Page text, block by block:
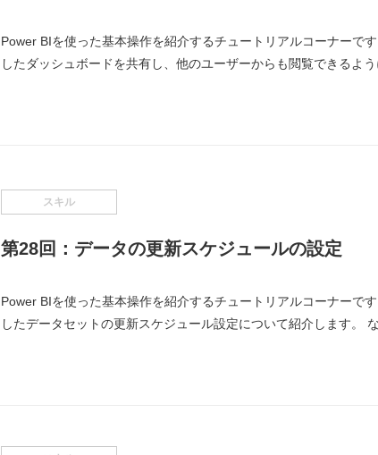
Power BIを使った基本操作を紹介するチュートリアルコーナーで
したダッシュボードを共有し、他のユーザーからも閲覧できるよ
スキル
第28回：データの更新スケジュールの設定
Power BIを使った基本操作を紹介するチュートリアルコーナーで
したデータセットの更新スケジュール設定について紹介します。